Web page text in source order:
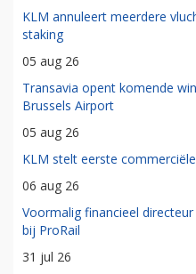
KLM annuleert meerdere
staking
05 aug 26
Transavia opent komende
Brussels Airport
05 aug 26
KLM stelt eerste
06 aug 26
Voormalig financieel
bij ProRail
31 jul 26